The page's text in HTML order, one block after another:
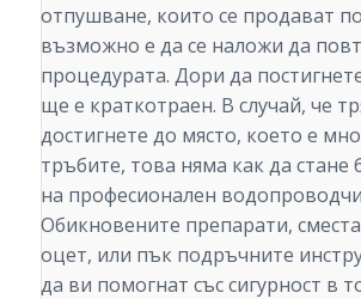
отпушване, които се продават
възможно е да се наложи да
процедурата. Дори да
ще е краткотраен. В случай, че
достигнете до място, което е
тръбите, това няма как да
на професионален
Обикновените препарати,
оцет, или пък подръчните
да ви помогнат със сигурност в